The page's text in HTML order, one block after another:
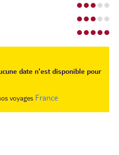
date n'est disponible pour
voyages France